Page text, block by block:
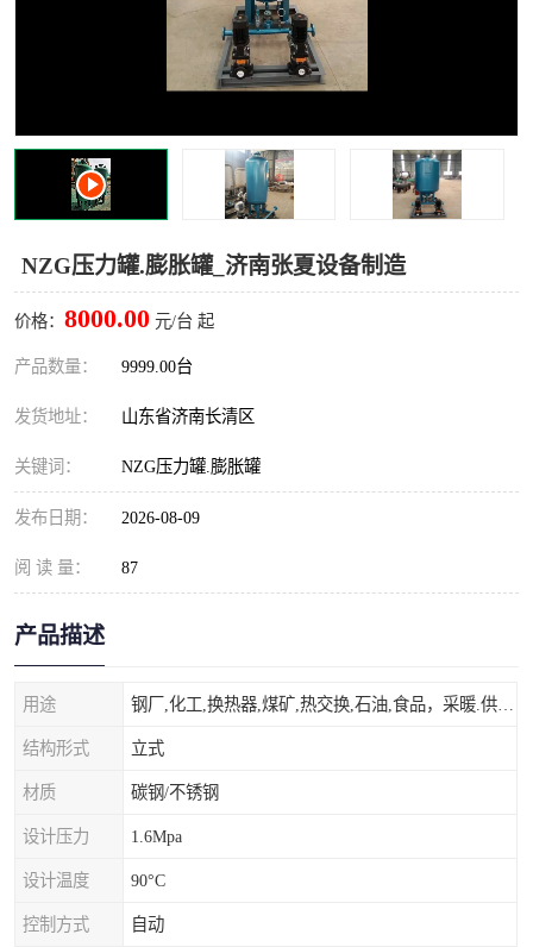
NZG压力罐.膨胀罐_济南张夏设备制造
价格： 8000.00 元/台 起
产品数量： 9999.00台
发货地址： 山东省济南长清区
关键词： NZG压力罐.膨胀罐
发布日期： 2026-08-09
阅 读 量： 87
产品描述
用途
结构形式 立式
材质 碳钢/不锈钢
设计压力 1.6Mpa
设计温度 90°C
控制方式 自动